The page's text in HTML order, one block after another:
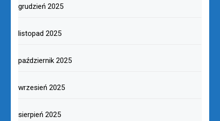
grudzień 2025
listopad 2025
październik 2025
wrzesień 2025
sierpień 2025